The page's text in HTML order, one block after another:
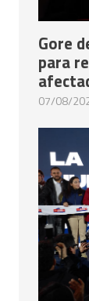
Gore
para
07/08/